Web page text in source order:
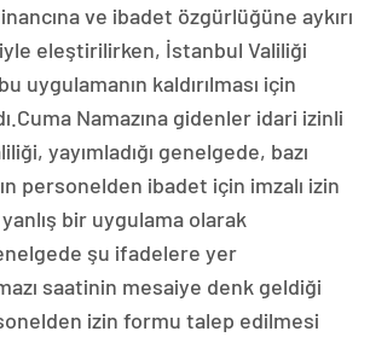
ve ibadet özgürlüğüne aykırı
eleştirilirken, İstanbul Valiliği
uygulamanın kaldırılması için
Namazına gidenler idari izinli
yayımladığı genelgede, bazı
personelden ibadet için imzalı izin
bir uygulama olarak
şu ifadelere yer
saatinin mesaiye denk geldiği
izin formu talep edilmesi